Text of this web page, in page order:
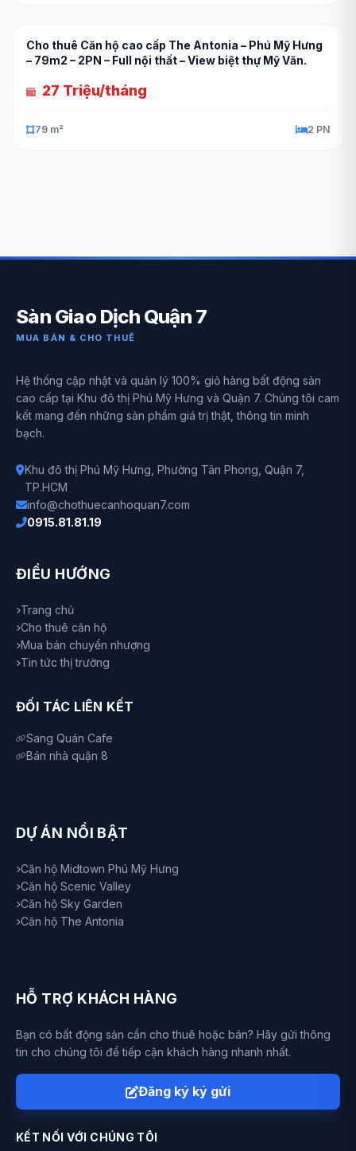
Cho thuê Căn hộ cao cấp The Antonia – Phú Mỹ Hưng
– 79m2 – 2PN – Full nội thất – View biệt thự Mỹ Văn.
27 Triệu/tháng
79 m² 2 PN
Sàn Giao Dịch Quận 7
MUA BÁN & CHO THUÊ
Hệ thống cập nhật và quản lý 100% giỏ hàng bất động sản
cao cấp tại Khu đô thị Phú Mỹ Hưng và Quận 7. Chúng tôi cam
kết mang đến những sản phẩm giá trị thật, thông tin minh
bạch.
Khu đô thị Phú Mỹ Hưng, Phường Tân Phong, Quận 7,
TP.HCM
info@chothuecanhoquan7.com
0915.81.81.19
ĐIỀU HƯỚNG
Trang chủ
Cho thuê căn hộ
Mua bán chuyển nhượng
Tin tức thị trường
ĐỐI TÁC LIÊN KẾT
Sang Quán Cafe
Bán nhà quận 8
DỰ ÁN NỔI BẬT
Căn hộ Midtown Phú Mỹ Hưng
Căn hộ Scenic Valley
Căn hộ Sky Garden
Căn hộ The Antonia
HỖ TRỢ KHÁCH HÀNG
Bạn có bất động sản cần cho thuê hoặc bán? Hãy gửi thông
tin cho chúng tôi để tiếp cận khách hàng nhanh nhất.
Đăng ký ký gửi
KẾT NỐI VỚI CHÚNG TÔI